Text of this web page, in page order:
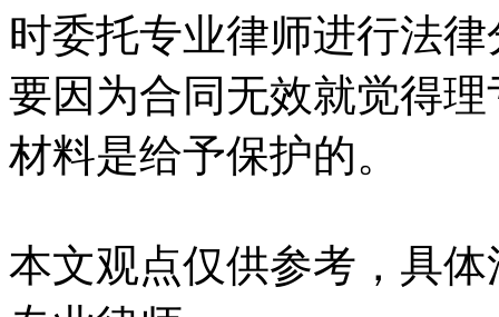
时委托专业律师进行法
要因为合同无效就觉得
材料是给予保护的。
本文观点仅供参考，具